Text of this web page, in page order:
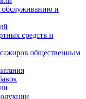
обслуживанию и
средств и
общественным